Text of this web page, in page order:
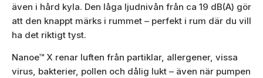
även i hård kyla. Den låga ljudnivån från ca 19 dB(A) gör
att den knappt märks i rummet – perfekt i rum där du vill
ha det riktigt tyst.
Nanoe™ X renar luften från partiklar, allergener, vissa
virus, bakterier, pollen och dålig lukt – även när pumpen